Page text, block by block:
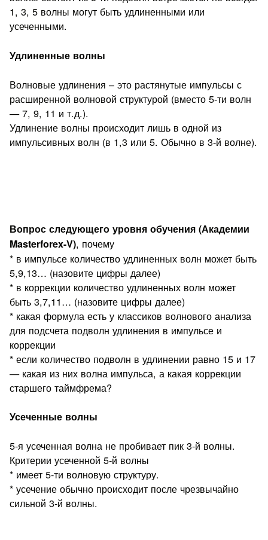
1, 3, 5 волны могут быть удлиненными или
усеченными.
Удлиненные волны
Волновые удлинения – это растянутые импульсы с
расширенной волновой структурой (вместо 5-ти волн
— 7, 9, 11 и т.д.).
Удлинение волны происходит лишь в одной из
импульсивных волн (в 1,3 или 5. Обычно в 3-й волне).
Вопрос следующего уровня обучения (Академии
Masterforex-V), почему
* в импульсе количество удлиненных волн может быть
5,9,13… (назовите цифры далее)
* в коррекции количество удлиненных волн может
быть 3,7,11… (назовите цифры далее)
* какая формула есть у классиков волнового анализа
для подсчета подволн удлинения в импульсе и
коррекции
* если количество подволн в удлинении равно 15 и 17
— какая из них волна импульса, а какая коррекции
старшего таймфрема?
Усеченные волны
5-я усеченная волна не пробивает пик 3-й волны.
Критерии усеченной 5-й волны
* имеет 5-ти волновую структуру.
* усечение обычно происходит после чрезвычайно
сильной 3-й волны.